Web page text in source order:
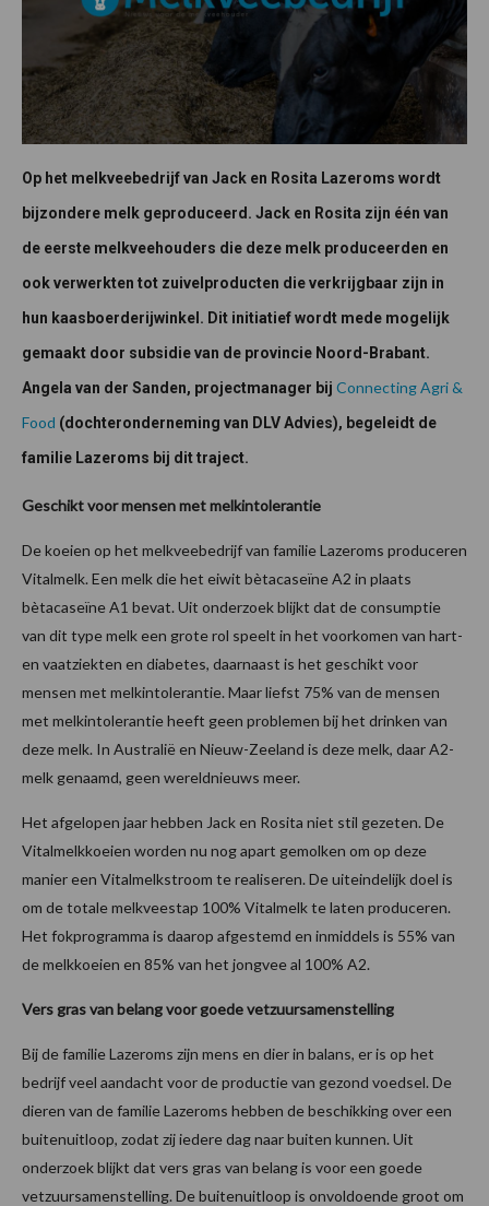
Op het melkveebedrijf van Jack en Rosita Lazeroms wordt
bijzondere melk geproduceerd. Jack en Rosita zijn één van
de eerste melkveehouders die deze melk produceerden en
ook verwerkten tot zuivelproducten die verkrijgbaar zijn in
hun kaasboerderijwinkel. Dit initiatief wordt mede mogelijk
gemaakt door subsidie van de provincie Noord-Brabant.
Angela van der Sanden, projectmanager bij Connecting Agri &
Food (dochteronderneming van DLV Advies), begeleidt de
familie Lazeroms bij dit traject.
Geschikt voor mensen met melkintolerantie
De koeien op het melkveebedrijf van familie Lazeroms produceren
Vitalmelk. Een melk die het eiwit bètacaseïne A2 in plaats
bètacaseïne A1 bevat. Uit onderzoek blijkt dat de consumptie
van dit type melk een grote rol speelt in het voorkomen van hart-
en vaatziekten en diabetes, daarnaast is het geschikt voor
mensen met melkintolerantie. Maar liefst 75% van de mensen
met melkintolerantie heeft geen problemen bij het drinken van
deze melk. In Australië en Nieuw-Zeeland is deze melk, daar A2-
melk genaamd, geen wereldnieuws meer.
Het afgelopen jaar hebben Jack en Rosita niet stil gezeten. De
Vitalmelkkoeien worden nu nog apart gemolken om op deze
manier een Vitalmelkstroom te realiseren. De uiteindelijk doel is
om de totale melkveestap 100% Vitalmelk te laten produceren.
Het fokprogramma is daarop afgestemd en inmiddels is 55% van
de melkkoeien en 85% van het jongvee al 100% A2.
Vers gras van belang voor goede vetzuursamenstelling
Bij de familie Lazeroms zijn mens en dier in balans, er is op het
bedrijf veel aandacht voor de productie van gezond voedsel. De
dieren van de familie Lazeroms hebben de beschikking over een
buitenuitloop, zodat zij iedere dag naar buiten kunnen. Uit
onderzoek blijkt dat vers gras van belang is voor een goede
vetzuursamenstelling. De buitenuitloop is onvoldoende groot om